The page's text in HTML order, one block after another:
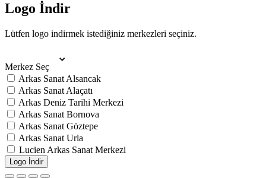
Logo İndir
Lütfen logo indirmek istediğiniz merkezleri seçiniz.
Merkez Seç
Arkas Sanat Alsancak
Arkas Sanat Alaçatı
Arkas Deniz Tarihi Merkezi
Arkas Sanat Bornova
Arkas Sanat Göztepe
Arkas Sanat Urla
Lucien Arkas Sanat Merkezi
Logo İndir